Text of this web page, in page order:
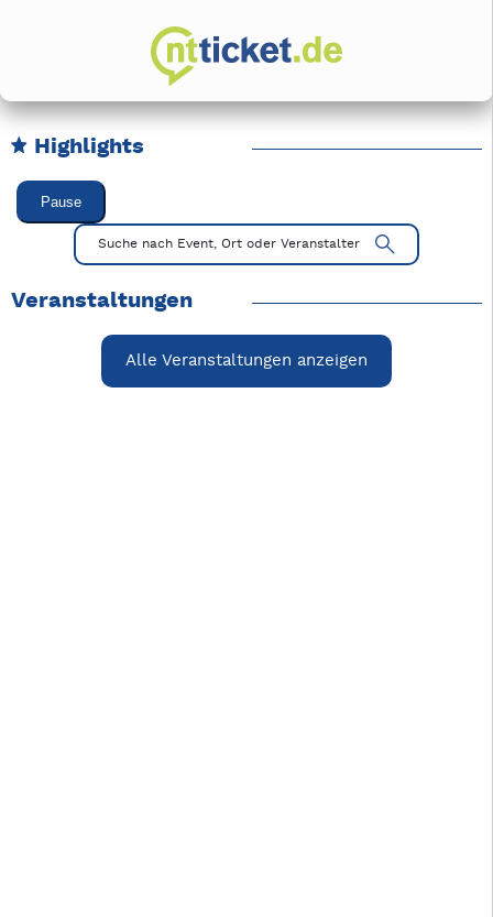
Highlights
Karussell Veranstaltungen überspringen
Pause
Mit Tab zu den Steuerelementen wechseln. Mit Pfeiltasten
Suche nach Event, Ort oder Veranstalter
Veranstaltungen
Alle Veranstaltungen anzeigen